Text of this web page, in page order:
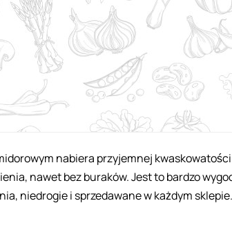
nabiera przyjemnej
nawet bez buraków. Jest to bardzo
niedrogie i sprzedawane w każdym